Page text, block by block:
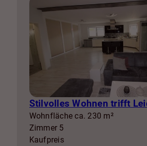
Wohnfläche ca. 230 m²
Zimmer 5
Kaufpreis